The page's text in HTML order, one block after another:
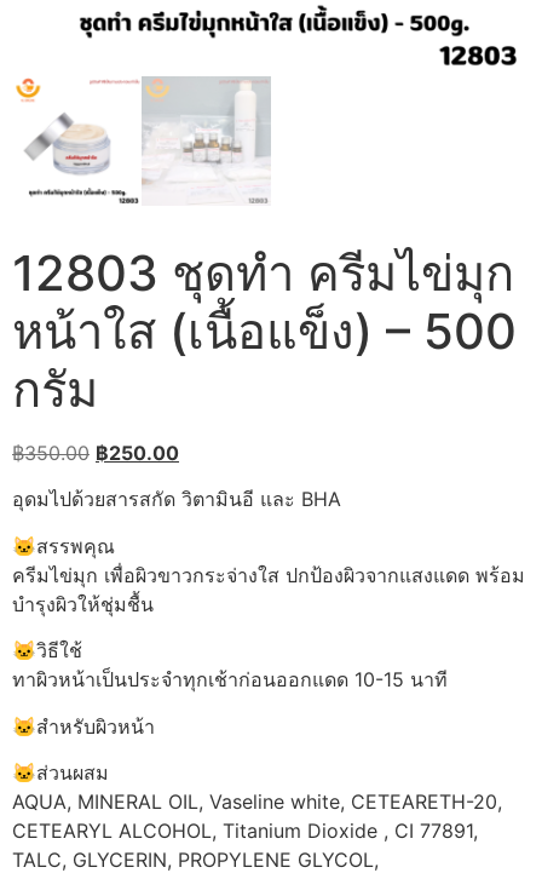
12803 ชุดทำ ครีมไข่มุก
หน้าใส (เนื้อแข็ง) – 500
กรัม
฿350.00 Original
was:
฿350.00.
฿250.00Current
is:
อุดมไปด้วยสารสกัด วิตามินอี และ BHA
🐱สรรพคุณ
ครีมไข่มุก เพื่อผิวขาวกระจ่างใส ปกป้องผิวจากแสงแดด พร้อม
บำรุงผิวให้ชุ่มชื้น
🐱วิธีใช้
ทาผิวหน้าเป็นประจำทุกเช้าก่อนออกแดด 10-15 นาที
🐱สำหรับผิวหน้า
🐱ส่วนผสม
AQUA, MINERAL OIL, Vaseline white, CETEARETH-20,
CETEARYL ALCOHOL, Titanium Dioxide , CI 77891,
TALC, GLYCERIN, PROPYLENE GLYCOL,